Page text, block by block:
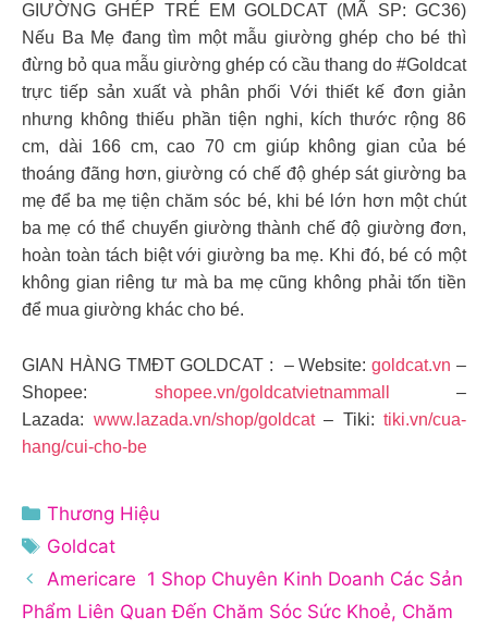
GIƯỜNG GHÉP TRẺ EM GOLDCAT (MÃ SP: GC36)
Nếu Ba Mẹ đang tìm một mẫu giường ghép cho bé thì
đừng bỏ qua mẫu giường ghép có cầu thang do #Goldcat
trực tiếp sản xuất và phân phối Với thiết kế đơn giản
nhưng không thiếu phần tiện nghi, kích thước rộng 86
cm, dài 166 cm, cao 70 cm giúp không gian của bé
thoáng đãng hơn, giường có chế độ ghép sát giường ba
mẹ để ba mẹ tiện chăm sóc bé, khi bé lớn hơn một chút
ba mẹ có thể chuyển giường thành chế độ giường đơn,
hoàn toàn tách biệt với giường ba mẹ. Khi đó, bé có một
không gian riêng tư mà ba mẹ cũng không phải tốn tiền
để mua giường khác cho bé.
GIAN HÀNG TMĐT GOLDCAT : – Website:goldcat.vn –
Shopee: shopee.vn/goldcatvietnammall
–
Lazada: www.lazada.vn/shop/goldcat– Tiki: tiki.vn/cua-
hang/cui-cho-be
Danh
mục
Thương Hiệu
Thẻ
Goldcat
Americare 1 Shop Chuyên Kinh Doanh Các Sản
Phẩm Liên Quan Đến Chăm Sóc Sức Khoẻ, Chăm